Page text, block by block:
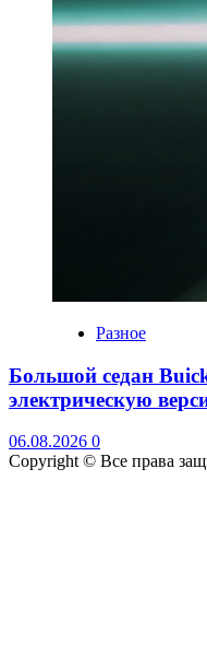
Разное
Большой седан
электрическую
06.08.2026 0
Copyright © Все права